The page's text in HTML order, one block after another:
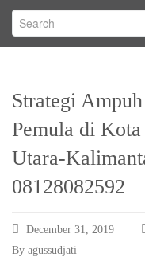
Strategi
Pemula di
Utara-
08128082592
December 31, 2019
By agussudjati